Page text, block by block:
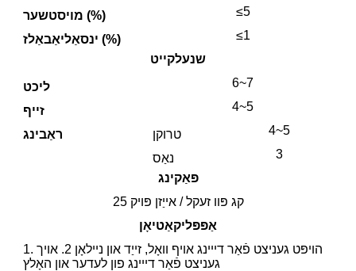
מויסטשער (%) ≤5
ינסאַליאַבאַלז (%)
≤1
שנעלקייט
ליכט 6~7
זייף 4~5
ראַבינג טרוקן 4~5
נאַס
3
פּאַקינג
25 קג פּוו זעקל / אייַזן פּויק
אַפּפּליקאַטיאָן
1. הויפּט געניצט פֿאַר דייינג אויף וואָל, זייַד און ניילאָן 2. אויך
געניצט פֿאַר דייינג פון לעדער און האָלץ